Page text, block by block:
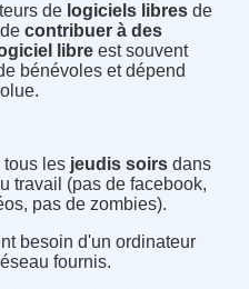
de logiciels libresde
contribuer à des
libreest souvent
bénévoles et dépend
tous lesjeudis soirsdans
travail (pas de facebook,
pas de zombies).
besoin d'un ordinateur
fournis.